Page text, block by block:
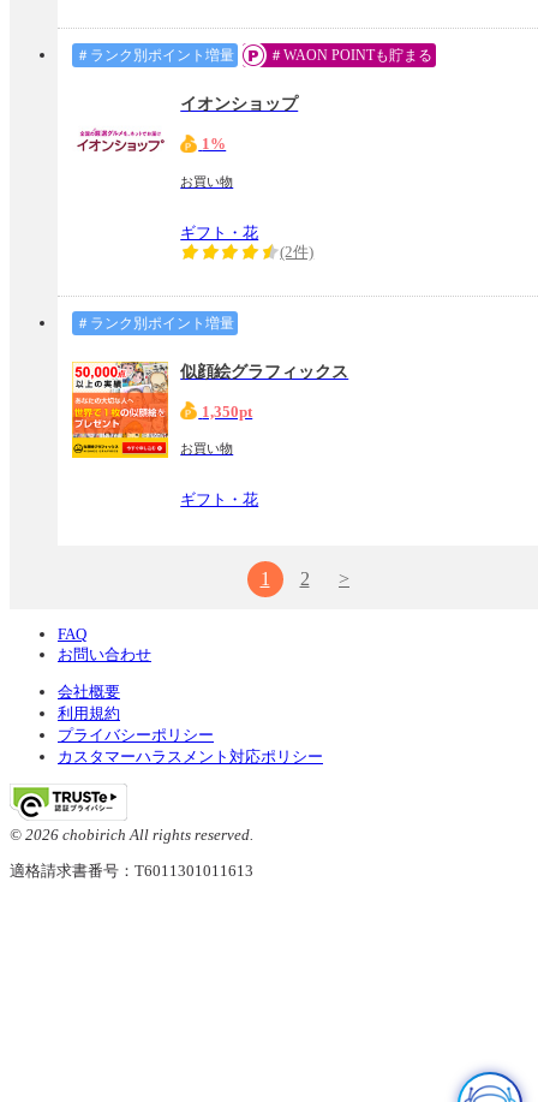
＃ランク別ポイント増量 ＃WAON POINTも貯まる
イオンショップ
1%
お買い物
ギフト・花
(2件)
＃ランク別ポイント増量
似顔絵グラフィックス
1,350pt
お買い物
ギフト・花
1 2 >
FAQ
お問い合わせ
会社概要
利用規約
プライバシーポリシー
カスタマーハラスメント対応ポリシー
© 2026 chobirich All rights reserved.
適格請求書番号：T6011301011613